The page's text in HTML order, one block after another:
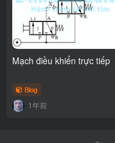
Mạch điều khiển trực tiếp
Blog
1年前